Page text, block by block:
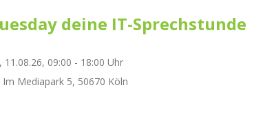
deine IT-Sprechstunde
11.08.26, 09:00 - 18:00 Uhr
Mediapark 5, 50670 Köln